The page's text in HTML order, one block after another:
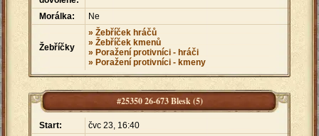
Morálka: Ne
Žebříčky
» Žebříček hráčů
» Žebříček kmenů
» Poražení protivníci - hráči
» Poražení protivníci - kmeny
#25350 26-673 Blesk (5)
Start:
čvc 23, 16:40